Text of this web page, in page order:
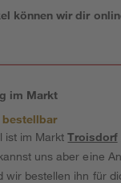
können wir dir
im Markt
bestellbar
ist im MarktTroisdorf
uns aber eine
wir bestellen ihn für